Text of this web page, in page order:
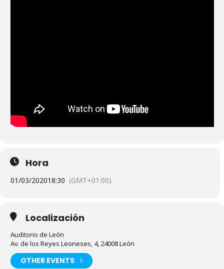
Hora
01/03/202018:30 (GMT+01:00)
Localización
Auditorio de León
Av. de los Reyes Leoneses, 4, 24008 León
OTHER EVENTS